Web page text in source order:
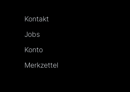
Kontakt
Jobs
Konto
Merkzettel